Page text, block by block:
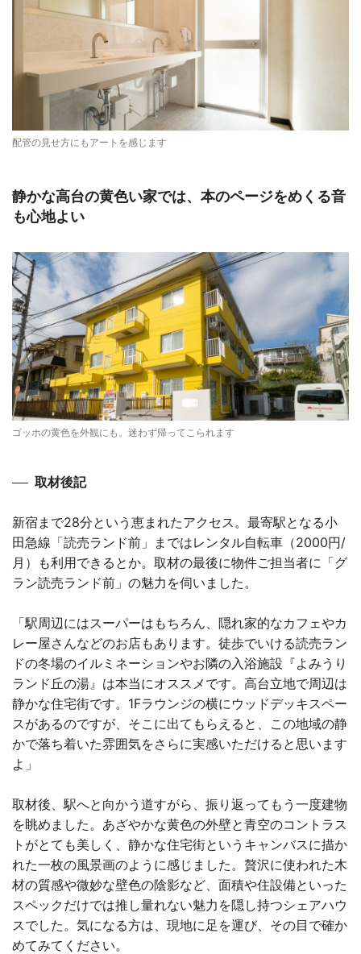
配管の見せ方にもアートを感じます
静かな高台の黄色い家では、本のページをめくる音
も心地よい
ゴッホの黄色を外観にも。迷わず帰ってこられます
取材後記
新宿まで28分という恵まれたアクセス。最寄駅となる小
田急線「読売ランド前」まではレンタル自転車（2000円/
月）も利用できるとか。取材の最後に物件ご担当者に「グ
ラン読売ランド前」の魅力を伺いました。
「駅周辺にはスーパーはもちろん、隠れ家的なカフェやカ
レー屋さんなどのお店もあります。徒歩でいける読売ラン
ドの冬場のイルミネーションやお隣の入浴施設『よみうり
ランド丘の湯』は本当にオススメです。高台立地で周辺は
静かな住宅街です。1Fラウンジの横にウッドデッキスペー
スがあるのですが、そこに出てもらえると、この地域の静
かで落ち着いた雰囲気をさらに実感いただけると思います
よ」
取材後、駅へと向かう道すがら、振り返ってもう一度建物
を眺めました。あざやかな黄色の外壁と青空のコントラス
トがとても美しく、静かな住宅街というキャンバスに描か
れた一枚の風景画のように感じました。贅沢に使われた木
材の質感や微妙な壁色の陰影など、面積や住設備といった
スペックだけでは推し量れない魅力を隠し持つシェアハウ
スでした。気になる方は、現地に足を運び、その目で確か
めてみてください。